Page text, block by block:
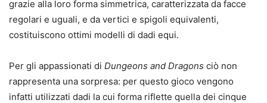
grazie alla loro forma simmetrica, caratterizzata da facce
regolari e uguali, e da vertici e spigoli equivalenti,
costituiscono ottimi modelli di dadi equi.
Per gli appassionati di Dungeons and Dragons ciò non
rappresenta una sorpresa: per questo gioco vengono
infatti utilizzati dadi la cui forma riflette quella dei cinque